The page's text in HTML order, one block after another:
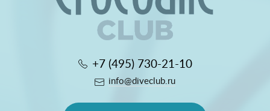
+7 (495) 730-21-10
info@diveclub.ru